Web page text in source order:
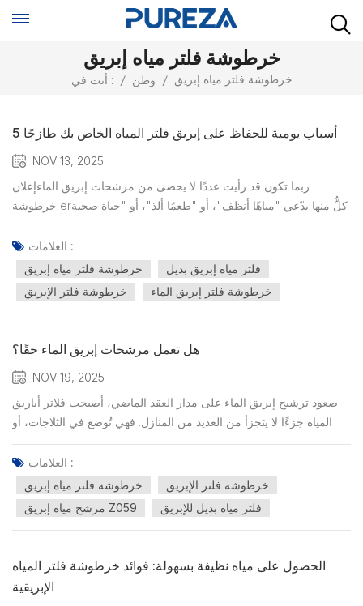
خرطوشة فلتر مياه إبريق
أنت في : / وطن / خرطوشة فلتر مياه إبريق
5 أسباب يومية للحفاظ على إبريق فلتر المياه الخاص بك طازجًا
NOV 13, 2025
ربما تكون قد رأيت عددًا لا يحصى من مرشحات إبريق الماءإعلان
خرطوشة erكلٌّ منها يدّعي "مياهًا أنظف"، أو "طعمًا ألذ"، أو "حياة صحية
أكثر". ولكن هل فكرتَ يومًا: ما الفرق الحقيقي الذي تُحدثه هذه الفلاتر في
حياتك اليومية؟ بعيدًا عن ادعاءات التسويق، ما هي قيمتها الحقيقية؟ في
الواقع، فإن دور الفلتر ف...
العلامات :
خرطوشة فلتر مياه إبريق
فلتر مياه إبريق بديل
خرطوشة فلتر الإبريق
خرطوشة فلتر إبريق الماء
هل تعمل مرشحات إبريق الماء حقًا؟
NOV 19, 2025
صعود ترشيح إبريق الماء على مدار العقد الماضي، أصبحت فلاتر أباريق
المياه جزءًا لا يتجزأ من العديد من المنازل. فهي تُوضع في الثلاجات، أو
على مكاتب العمل، أو بجانب محطات القهوة - فهي بسيطة وسهلة
الصيانة، وفعالة بشكل مدهش للترطيب اليومي. لمن يرغبون في مياه ذات
مذاق أفضل دون الحاجة إلى تركيب أنظمة سباكة،...
العلامات :
خرطوشة فلتر مياه إبريق
خرطوشة فلتر الإبريق
مرشح مياه إبريق Z059
فلتر مياه بديل للإبريق
الحصول على مياه نظيفة بسهولة: فوائد خرطوشة فلتر المياه
الإبريقية